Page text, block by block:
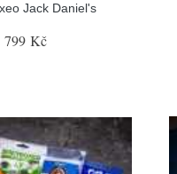
Jack Daniel's
799 Kč